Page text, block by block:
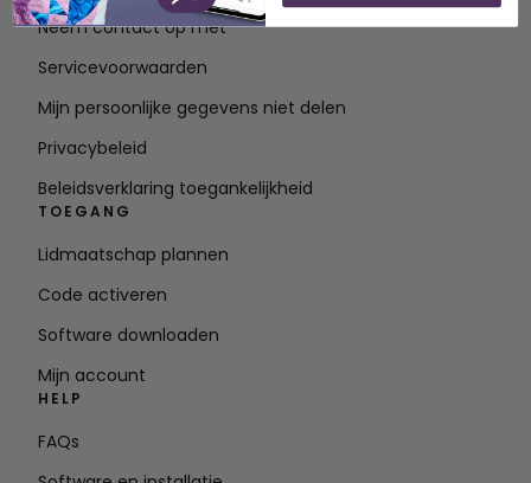
Neem contact op met
Servicevoorwaarden
Mijn persoonlijke gegevens niet delen
Privacybeleid
Beleidsverklaring toegankelijkheid
TOEGANG
Lidmaatschap plannen
Code activeren
Software downloaden
Mijn account
HELP
FAQs